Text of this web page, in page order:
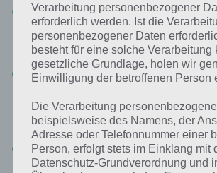
Level 4: Tricky ist die Lösung zu Level 4. Hier
Finger einige Sekunden lang gedrückt halten
Fingerscanner. Ca. 6 Sekunden muss man
nichts anderes machen. Dann öffnet sich die
100 Zombies Level 5: In Level 5 von 100
ersten mal einen Code eingeben. Dieser ist
Entsprechend müssen diese durch Zahlen
Lösung zu Level 5 lautet also 943.
100 Zombies Level 6: Nach kurzer Zeit wird
Nachdem Level 6 wieder hell wird und ein
Verarbeitung personenbezogener
erforderlich werden. Ist die
personenbezogener Daten
besteht für eine solche Verarbeitung
gesetzliche Grundlage, holen wir
Einwilligung der betroffenen Person
Die Verarbeitung
beispielsweise des Namens, der
Adresse oder Telefonnummer einer
Person, erfolgt stets im Einklang mit
Datenschutz-Grundverordnung und